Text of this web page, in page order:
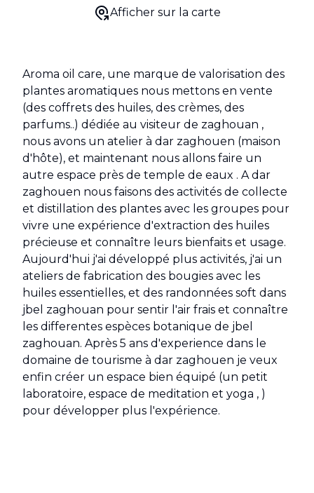
Afficher sur la carte
Aroma oil care, une marque de valorisation des
plantes aromatiques nous mettons en vente
(des coffrets des huiles, des crèmes, des
parfums..) dédiée au visiteur de zaghouan ,
nous avons un atelier à dar zaghouen (maison
d'hôte), et maintenant nous allons faire un
autre espace près de temple de eaux . A dar
zaghouen nous faisons des activités de collecte
et distillation des plantes avec les groupes pour
vivre une expérience d'extraction des huiles
précieuse et connaître leurs bienfaits et usage.
Aujourd'hui j'ai développé plus activités, j'ai un
ateliers de fabrication des bougies avec les
huiles essentielles, et des randonnées soft dans
jbel zaghouan pour sentir l'air frais et connaître
les differentes espèces botanique de jbel
zaghouan. Après 5 ans d'experience dans le
domaine de tourisme à dar zaghouen je veux
enfin créer un espace bien équipé (un petit
laboratoire, espace de meditation et yoga , )
pour développer plus l'expérience.